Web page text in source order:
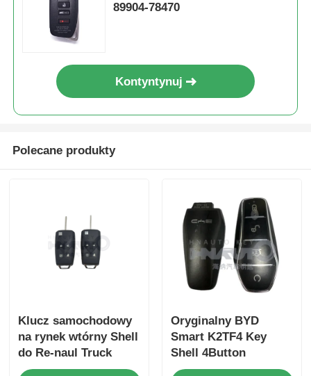
89904-78470
Kontyntynuj
Polecane produkty
Klucz samochodowy
na rynek wtórny Shell
do Re-naul Truck
Samochód zdalny
Oryginalny BYD
Smart K2TF4 Key
Shell 4Button
Wymiana osłony